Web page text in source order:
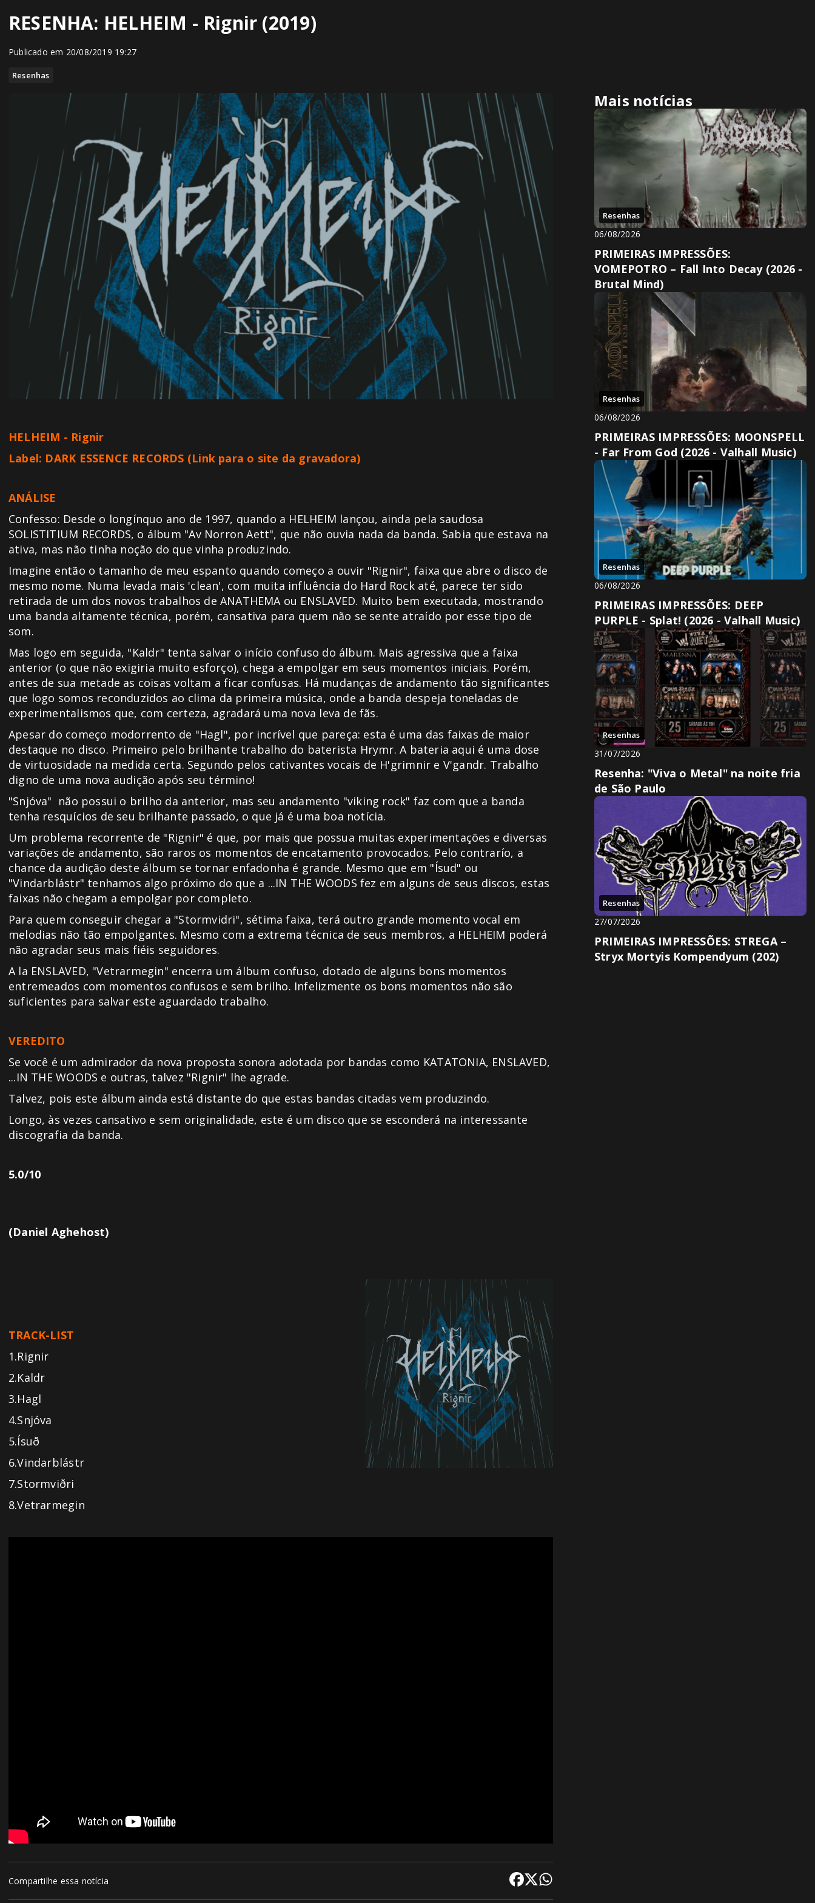
RESENHA: HELHEIM - Rignir (2019)
Publicado em 20/08/2019 19:27
Resenhas
HELHEIM - Rignir
Label: DARK ESSENCE RECORDS (Link para o site da gravadora)
ANÁLISE
Confesso: Desde o longínquo ano de 1997, quando a HELHEIM lançou, ainda pela saudosa
SOLISTITIUM RECORDS, o álbum "Av Norron Aett", que não ouvia nada da banda. Sabia que estava na
ativa, mas não tinha noção do que vinha produzindo.
Imagine então o tamanho de meu espanto quando começo a ouvir "Rignir", faixa que abre o disco de
mesmo nome. Numa levada mais 'clean', com muita influência do Hard Rock até, parece ter sido
retirada de um dos novos trabalhos de ANATHEMA ou ENSLAVED. Muito bem executada, mostrando
uma banda altamente técnica, porém, cansativa para quem não se sente atraído por esse tipo de
som.
Mas logo em seguida, "Kaldr" tenta salvar o início confuso do álbum. Mais agressiva que a faixa
anterior (o que não exigiria muito esforço), chega a empolgar em seus momentos iniciais. Porém,
antes de sua metade as coisas voltam a ficar confusas. Há mudanças de andamento tão significantes
que logo somos reconduzidos ao clima da primeira música, onde a banda despeja toneladas de
experimentalismos que, com certeza, agradará uma nova leva de fãs.
Apesar do começo modorrento de "Hagl", por incrível que pareça: esta é uma das faixas de maior
destaque no disco. Primeiro pelo brilhante trabalho do baterista Hrymr. A bateria aqui é uma dose
de virtuosidade na medida certa. Segundo pelos cativantes vocais de H'grimnir e V'gandr. Trabalho
digno de uma nova audição após seu término!
"Snjóva" não possui o brilho da anterior, mas seu andamento "viking rock" faz com que a banda
tenha resquícios de seu brilhante passado, o que já é uma boa notícia.
Um problema recorrente de "Rignir" é que, por mais que possua muitas experimentações e diversas
variações de andamento, são raros os momentos de encatamento provocados. Pelo contrarío, a
chance da audição deste álbum se tornar enfadonha é grande. Mesmo que em "Ísud" ou
"Vindarblástr" tenhamos algo próximo do que a ...IN THE WOODS fez em alguns de seus discos, estas
faixas não chegam a empolgar por completo.
Para quem conseguir chegar a "Stormvidri", sétima faixa, terá outro grande momento vocal em
melodias não tão empolgantes. Mesmo com a extrema técnica de seus membros, a HELHEIM poderá
não agradar seus mais fiéis seguidores.
A la ENSLAVED, "Vetrarmegin" encerra um álbum confuso, dotado de alguns bons momentos
entremeados com momentos confusos e sem brilho. Infelizmente os bons momentos não são
suficientes para salvar este aguardado trabalho.
VEREDITO
Se você é um admirador da nova proposta sonora adotada por bandas como KATATONIA, ENSLAVED,
...IN THE WOODS e outras, talvez "Rignir" lhe agrade.
Talvez, pois este álbum ainda está distante do que estas bandas citadas vem produzindo.
Longo, às vezes cansativo e sem originalidade, este é um disco que se esconderá na interessante
discografia da banda.
5.0/10
(Daniel Aghehost)
TRACK-LIST
1.Rignir
2.Kaldr
3.Hagl
4.Snjóva
5.Ísuð
6.Vindarblástr
7.Stormviðri
8.Vetrarmegin
Compartilhe essa notícia
Mais notícias
Resenhas
06/08/2026
PRIMEIRAS IMPRESSÕES:
VOMEPOTRO – Fall Into Decay (2026 -
Brutal Mind)
Resenhas
06/08/2026
PRIMEIRAS IMPRESSÕES: MOONSPELL
- Far From God (2026 - Valhall Music)
Resenhas
06/08/2026
PRIMEIRAS IMPRESSÕES: DEEP
PURPLE - Splat! (2026 - Valhall Music)
Resenhas
31/07/2026
Resenha: "Viva o Metal" na noite fria
de São Paulo
Resenhas
27/07/2026
PRIMEIRAS IMPRESSÕES: STREGA –
Stryx Mortyis Kompendyum (202)